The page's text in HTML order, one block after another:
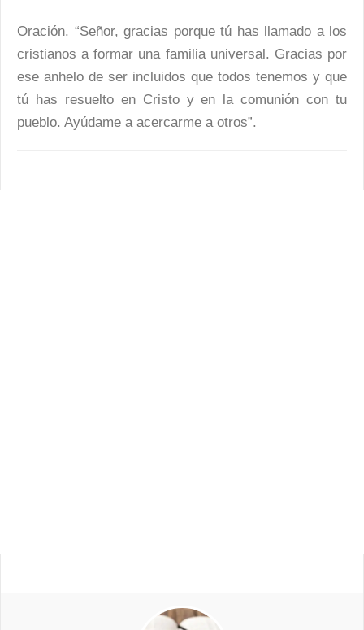
Oración. “Señor, gracias porque tú has llamado a los
cristianos a formar una familia universal. Gracias por
ese anhelo de ser incluidos que todos tenemos y que
tú has resuelto en Cristo y en la comunión con tu
pueblo. Ayúdame a acercarme a otros”.